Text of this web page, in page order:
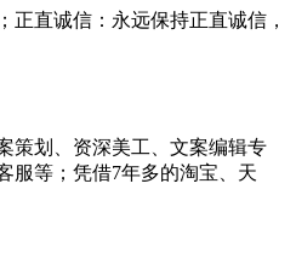
正直诚信：永远保持正直诚信，
策划、资深美工、文案编辑专
服等；凭借7年多的淘宝、天